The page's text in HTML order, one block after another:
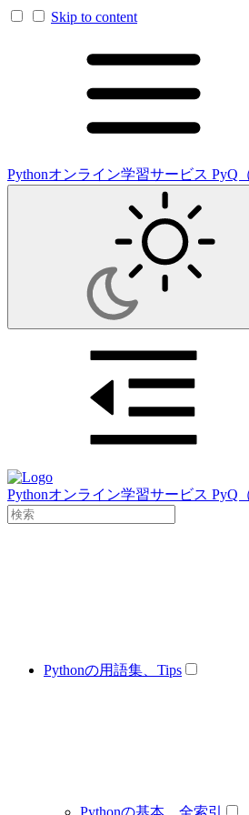
Skip to content
Pythonオンライン学習サービス PyQ
Pythonオンライン学習サービス PyQ
Pythonの用語集、Tips
Pythonの基本、全索引